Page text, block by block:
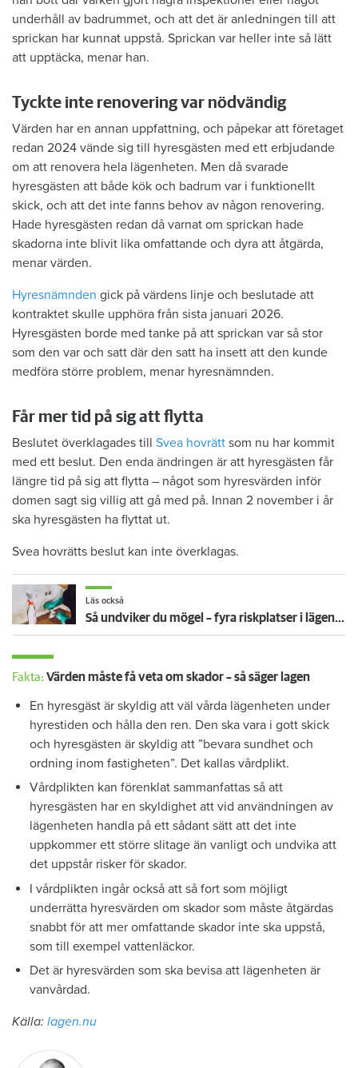
underhåll av badrummet, och att det är anledningen till att
sprickan har kunnat uppstå. Sprickan var heller inte så lätt
att upptäcka, menar han.
Tyckte inte renovering var nödvändig
Värden har en annan uppfattning, och påpekar att företaget
redan 2024 vände sig till hyresgästen med ett erbjudande
om att renovera hela lägenheten. Men då svarade
hyresgästen att både kök och badrum var i funktionellt
skick, och att det inte fanns behov av någon renovering.
Hade hyresgästen redan då varnat om sprickan hade
skadorna inte blivit lika omfattande och dyra att åtgärda,
menar värden.
Hyresnämnden gick på värdens linje och beslutade att
kontraktet skulle upphöra från sista januari 2026.
Hyresgästen borde med tanke på att sprickan var så stor
som den var och satt där den satt ha insett att den kunde
medföra större problem, menar hyresnämnden.
Får mer tid på sig att flytta
Beslutet överklagades till Svea hovrätt som nu har kommit
med ett beslut. Den enda ändringen är att hyresgästen får
längre tid på sig att flytta – något som hyresvärden inför
domen sagt sig villig att gå med på. Innan 2 november i år
ska hyresgästen ha flyttat ut.
Svea hovrätts beslut kan inte överklagas.
Läs också
Så undviker du mögel – fyra riskplatser i lägenheten: ”Måste städa bort”
Fakta: Värden måste få veta om skador – så säger lagen
En hyresgäst är skyldig att väl vårda lägenheten under
hyrestiden och hålla den ren. Den ska vara i gott skick
och hyresgästen är skyldig att ”bevara sundhet och
ordning inom fastigheten”. Det kallas vårdplikt.
Vårdplikten kan förenklat sammanfattas så att
hyresgästen har en skyldighet att vid användningen av
lägenheten handla på ett sådant sätt att det inte
uppkommer ett större slitage än vanligt och undvika att
det uppstår risker för skador.
I vårdplikten ingår också att så fort som möjligt
underrätta hyresvärden om skador som måste åtgärdas
snabbt för att mer omfattande skador inte ska uppstå,
som till exempel vattenläckor.
Det är hyresvärden som ska bevisa att lägenheten är
vanvårdad.
Källa: lagen.nu